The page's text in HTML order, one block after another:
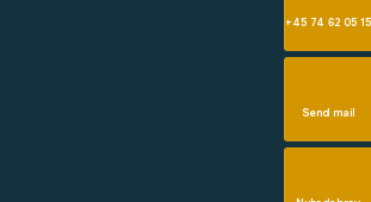
+45 74 62 05 15
Send mail